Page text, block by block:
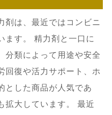
剤は、最近ではコンビニ
ます。 精力剤と一口に
分類によって用途や安全
回復や活力サポート、ホ
とした商品が人気であ
拡大しています。 最近